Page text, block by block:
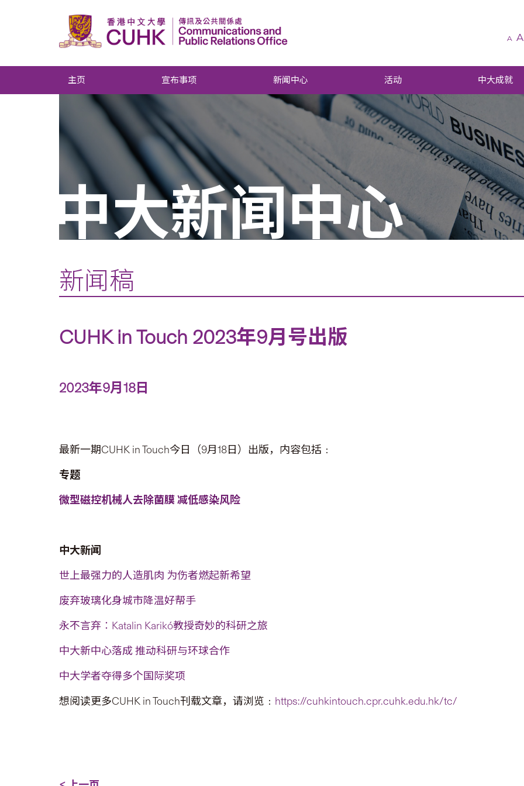
A A
主页 宣布事项 新闻中心 活动 中大成就
中大新闻中心
新闻稿
CUHK in Touch 2023年9月号出版
2023年9月18日
最新一期CUHK in Touch今日（9月18日）出版，内容包括﹕
专题
微型磁控机械人去除菌膜 减低感染风险
中大新闻
世上最强力的人造肌肉 为伤者燃起新希望
废弃玻璃化身城市降温好帮手
永不言弃︰Katalin Karikó教授奇妙的科研之旅
中大新中心落成 推动科研与环球合作
中大学者夺得多个国际奖项
想阅读更多CUHK in Touch刊载文章，请浏览﹕ https://cuhkintouch.cpr.cuhk.edu.hk/tc/